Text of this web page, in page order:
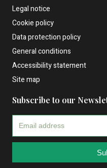
Legal notice
Cookie policy
Data protection policy
General conditions
Accessibility statement
Site map
Subscribe to our